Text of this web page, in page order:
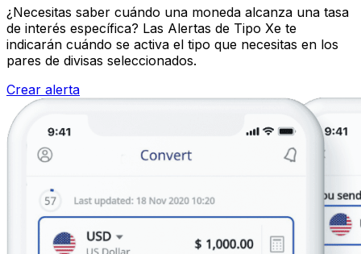
¿Necesitas saber cuándo una moneda alcanza una tasa
de interés específica? Las Alertas de Tipo Xe te
indicarán cuándo se activa el tipo que necesitas en los
pares de divisas seleccionados.
Crear alerta